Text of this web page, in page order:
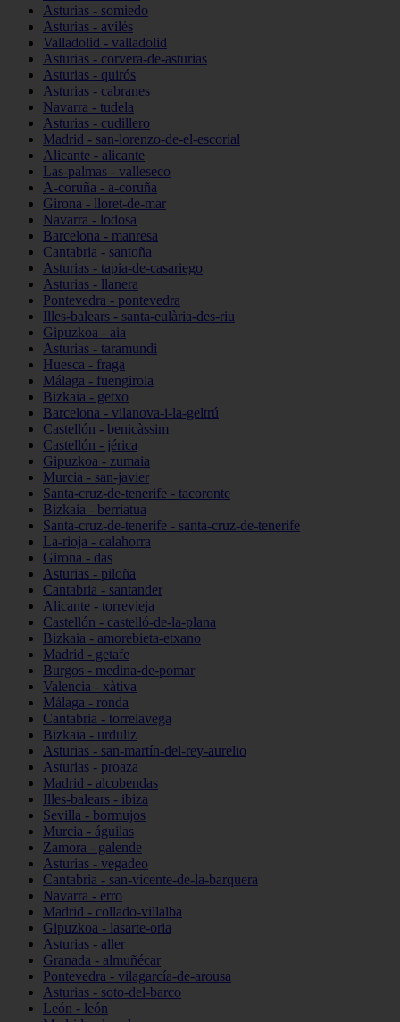
Asturias - somiedo
Asturias - avilés
Valladolid - valladolid
Asturias - corvera-de-asturias
Asturias - quirós
Asturias - cabranes
Navarra - tudela
Asturias - cudillero
Madrid - san-lorenzo-de-el-escorial
Alicante - alicante
Las-palmas - valleseco
A-coruña - a-coruña
Girona - lloret-de-mar
Navarra - lodosa
Barcelona - manresa
Cantabria - santoña
Asturias - tapia-de-casariego
Asturias - llanera
Pontevedra - pontevedra
Illes-balears - santa-eulària-des-riu
Gipuzkoa - aia
Asturias - taramundi
Huesca - fraga
Málaga - fuengirola
Bizkaia - getxo
Barcelona - vilanova-i-la-geltrú
Castellón - benicàssim
Castellón - jérica
Gipuzkoa - zumaia
Murcia - san-javier
Santa-cruz-de-tenerife - tacoronte
Bizkaia - berriatua
Santa-cruz-de-tenerife - santa-cruz-de-tenerife
La-rioja - calahorra
Girona - das
Asturias - piloña
Cantabria - santander
Alicante - torrevieja
Castellón - castelló-de-la-plana
Bizkaia - amorebieta-etxano
Madrid - getafe
Burgos - medina-de-pomar
Valencia - xàtiva
Málaga - ronda
Cantabria - torrelavega
Bizkaia - urduliz
Asturias - san-martín-del-rey-aurelio
Asturias - proaza
Madrid - alcobendas
Illes-balears - ibiza
Sevilla - bormujos
Murcia - águilas
Zamora - galende
Asturias - vegadeo
Cantabria - san-vicente-de-la-barquera
Navarra - erro
Madrid - collado-villalba
Gipuzkoa - lasarte-oria
Asturias - aller
Granada - almuñécar
Pontevedra - vilagarcía-de-arousa
Asturias - soto-del-barco
León - león